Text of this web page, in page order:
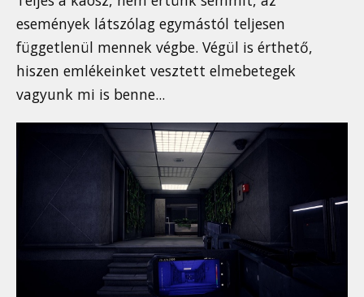
események látszólag egymástól teljesen
függetlenül mennek végbe. Végül is érthető,
hiszen emlékeinket vesztett elmebetegek
vagyunk mi is benne...